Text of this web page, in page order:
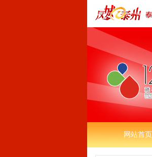
网站首页